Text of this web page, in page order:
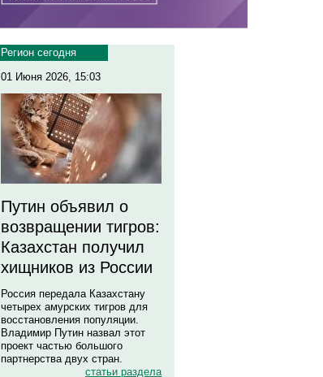
Регион сегодня
01 Июня 2026, 15:03
Путин объявил о
возвращении тигров:
Казахстан получил
хищников из России
Россия передала Казахстану
четырех амурских тигров для
восстановления популяции.
Владимир Путин назвал этот
проект частью большого
партнерства двух стран.
статьи раздела